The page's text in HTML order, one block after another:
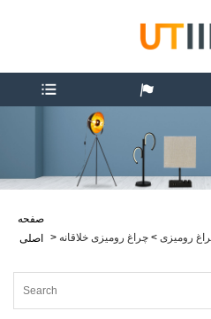
صفحه
اصلی
> رومیزی > چراغ رومیزی خلاقانه